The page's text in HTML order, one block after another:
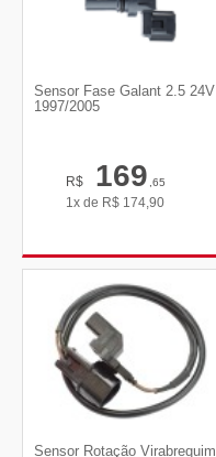
Sensor Fase Galant 2.5 24V
1997/2005
R$ 169,65
1x de R$ 174,90
Sensor Rotação Virabrequim